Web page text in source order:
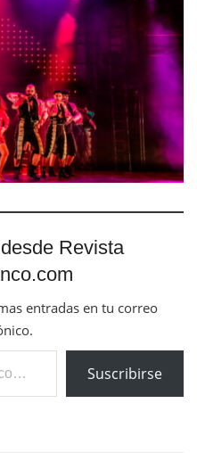
Revista
entradas en tu correo
Suscribirse